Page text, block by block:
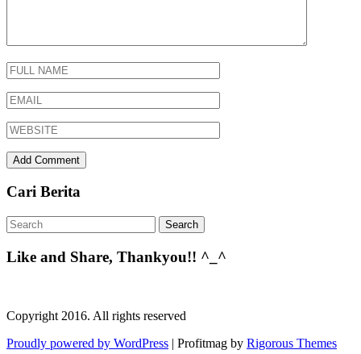
Cari Berita
Like and Share, Thankyou!! ^_^
Copyright 2016. All rights reserved
Proudly powered by WordPress | Profitmag by Rigorous Themes